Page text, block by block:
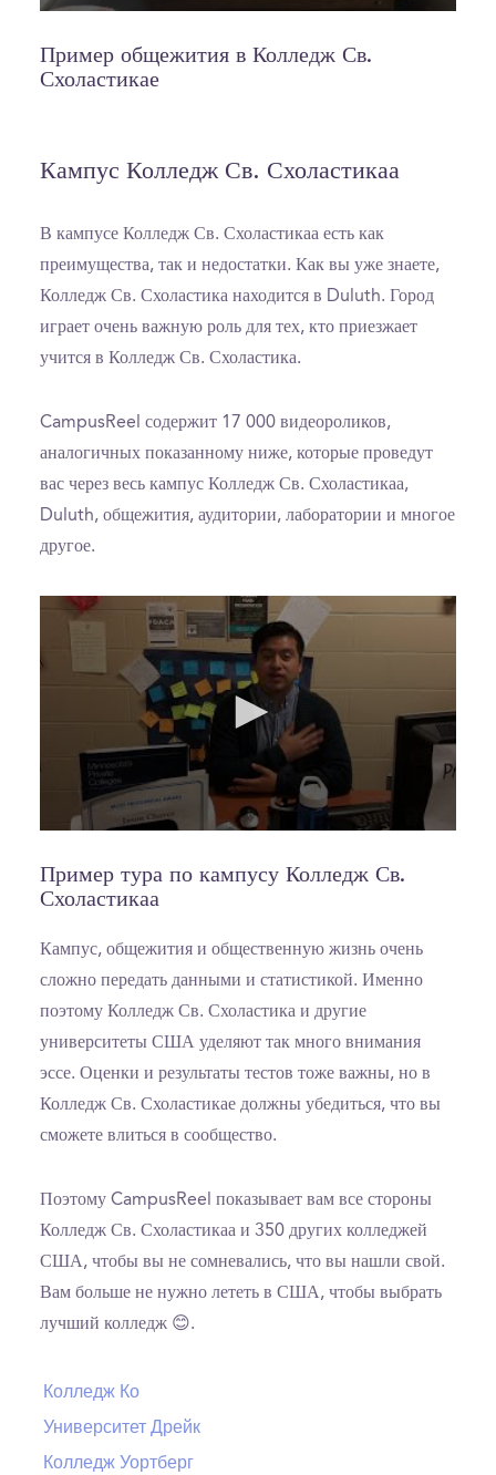
of
4
minutes,
Пример общежития в Колледж Св.
Схоластикае
Кампус Колледж Св. Схоластикаа
В кампусе Колледж Св. Схоластикаа есть как
преимущества, так и недостатки. Как вы уже знаете,
Колледж Св. Схоластика находится в Duluth. Город
играет очень важную роль для тех, кто приезжает
учится в Колледж Св. Схоластика.
CampusReel содержит 17 000 видеороликов,
аналогичных показанному ниже, которые проведут
вас через весь кампус Колледж Св. Схоластикаа,
Duluth, общежития, аудитории, лаборатории и многое
другое.
of
38
seconds
Пример тура по кампусу Колледж Св.
Схоластикаа
Кампус, общежития и общественную жизнь очень
сложно передать данными и статистикой. Именно
поэтому Колледж Св. Схоластика и другие
университеты США уделяют так много внимания
эссе. Оценки и результаты тестов тоже важны, но в
Колледж Св. Схоластикае должны убедиться, что вы
сможете влиться в сообщество.
Поэтому CampusReel показывает вам все стороны
Колледж Св. Схоластикаа и 350 других колледжей
США, чтобы вы не сомневались, что вы нашли свой.
Вам больше не нужно лететь в США, чтобы выбрать
лучший колледж 😊.
Колледж Ко
Университет Дрейк
Колледж Уортберг